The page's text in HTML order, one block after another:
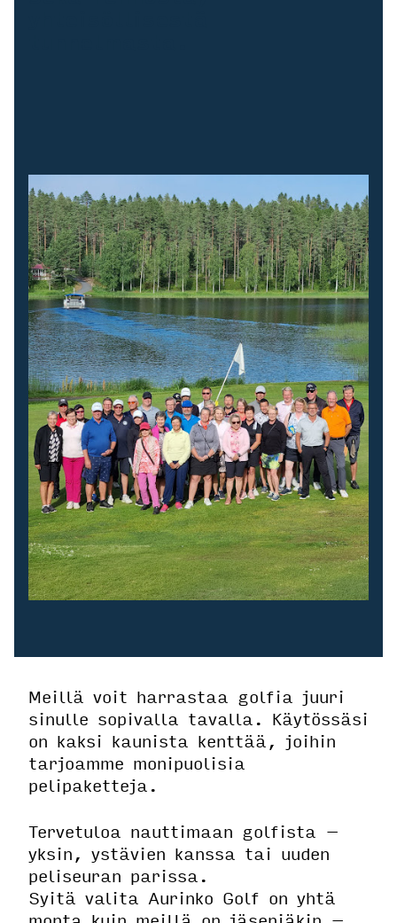
Meillä voit harrastaa golfia juuri
sinulle sopivalla tavalla. Käytössäsi
on kaksi kaunista kenttää, joihin
tarjoamme monipuolisia
pelipaketteja.
Tervetuloa nauttimaan golfista –
yksin, ystävien kanssa tai uuden
peliseuran parissa.
Syitä valita Aurinko Golf on yhtä